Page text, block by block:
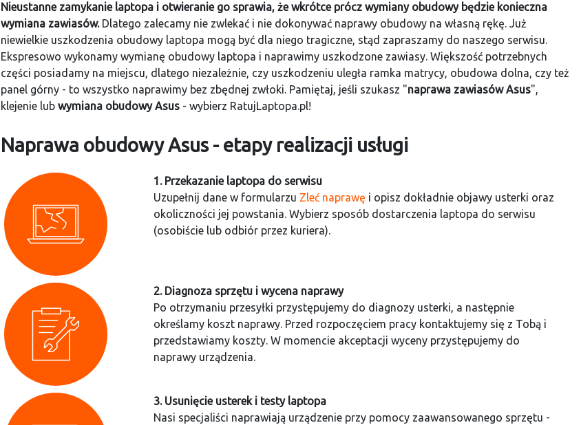
Nieustanne zamykanie laptopa i otwieranie go sprawia, że wkrótce prócz wymiany obudowy będzie konieczna
wymiana zawiasów.Dlatego zalecamy nie zwlekać i nie dokonywać naprawy obudowy na własną rękę. Już
niewielkie uszkodzenia obudowy laptopa mogą być dla niego tragiczne, stąd zapraszamy do naszego serwisu.
Ekspresowo wykonamy wymianę obudowy laptopa i naprawimy uszkodzone zawiasy. Większość potrzebnych
części posiadamy na miejscu, dlatego niezależnie, czy uszkodzeniu uległa ramka matrycy, obudowa dolna, czy też
panel górny - to wszystko naprawimy bez zbędnej zwłoki. Pamiętaj, jeśli szukasz "naprawa zawiasów Asus",
klejenie lubwymiana obudowy Asus - wybierz RatujLaptopa.pl!
Naprawa obudowy Asus - etapy realizacji usługi
1. Przekazanie laptopa do serwisu
Uzupełnij dane w formularzu Zleć naprawę i opisz dokładnie objawy usterki oraz
okoliczności jej powstania. Wybierz sposób dostarczenia laptopa do serwisu
(osobiście lub odbiór przez kuriera).
2. Diagnoza sprzętu i wycena naprawy
Po otrzymaniu przesyłki przystępujemy do diagnozy usterki, a następnie
określamy koszt naprawy. Przed rozpoczęciem pracy kontaktujemy się z Tobą i
przedstawiamy koszty. W momencie akceptacji wyceny przystępujemy do
naprawy urządzenia.
3. Usunięcie usterek i testy laptopa
Nasi specjaliści naprawiają urządzenie przy pomocy zaawansowanego sprzętu -